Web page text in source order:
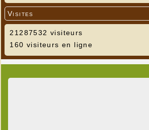
Visites
21287532 visiteurs
160 visiteurs en ligne